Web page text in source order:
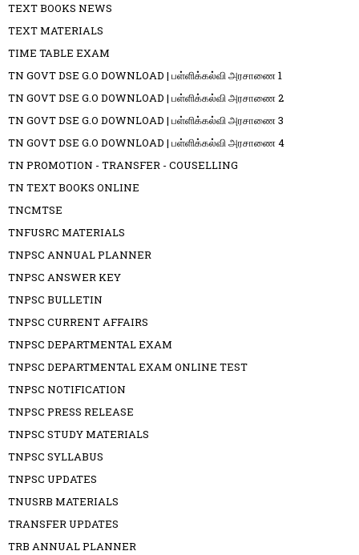
TEXT BOOKS NEWS
TEXT MATERIALS
TIME TABLE EXAM
TN GOVT DSE G.O DOWNLOAD | பள்ளிக்கல்வி அரசாணை 1
TN GOVT DSE G.O DOWNLOAD | பள்ளிக்கல்வி அரசாணை 2
TN GOVT DSE G.O DOWNLOAD | பள்ளிக்கல்வி அரசாணை 3
TN GOVT DSE G.O DOWNLOAD | பள்ளிக்கல்வி அரசாணை 4
TN PROMOTION - TRANSFER - COUSELLING
TN TEXT BOOKS ONLINE
TNCMTSE
TNFUSRC MATERIALS
TNPSC ANNUAL PLANNER
TNPSC ANSWER KEY
TNPSC BULLETIN
TNPSC CURRENT AFFAIRS
TNPSC DEPARTMENTAL EXAM
TNPSC DEPARTMENTAL EXAM ONLINE TEST
TNPSC NOTIFICATION
TNPSC PRESS RELEASE
TNPSC STUDY MATERIALS
TNPSC SYLLABUS
TNPSC UPDATES
TNUSRB MATERIALS
TRANSFER UPDATES
TRB ANNUAL PLANNER